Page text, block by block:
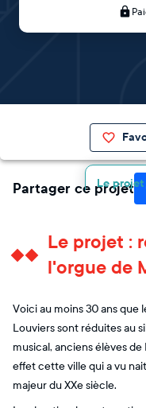
Le projet
Partager ce projet
Le projet :
l'orgue de
Voici au moins 30 ans que
Louviers sont réduites au
musical, anciens élèves
effet cette ville qui a vu
majeur du XXe siècle.